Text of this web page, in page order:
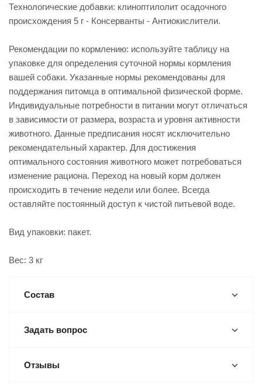
Технологические добавки: клиноптилолит осадочного
происхождения 5 г - Консерванты - Антиокислители.
Рекомендации по кормлению: используйте таблицу на
упаковке для определения суточной нормы кормления
вашей собаки. Указанные нормы рекомендованы для
поддержания питомца в оптимальной физической форме.
Индивидуальные потребности в питании могут отличаться
в зависимости от размера, возраста и уровня активности
животного. Данные предписания носят исключительно
рекомендательный характер. Для достижения
оптимального состояния животного может потребоваться
изменение рациона. Переход на новый корм должен
происходить в течение недели или более. Всегда
оставляйте постоянный доступ к чистой питьевой воде.
Вид упаковки: пакет.
Вес: 3 кг
Состав
Задать вопрос
Отзывы